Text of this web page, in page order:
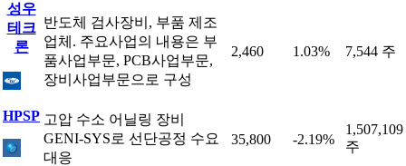
성우
테크
론
반도체 검사장비, 부품 제조
업체. 주요사업의 내용은 부
품사업부문, PCB사업부문,
장비사업부문으로 구성
2,460 1.03% 7,544 주
HPSP 고압 수소 어닐링 장비
GENI-SYS로 선단공정 수요
대응
35,800 -2.19%
1,507,109
주